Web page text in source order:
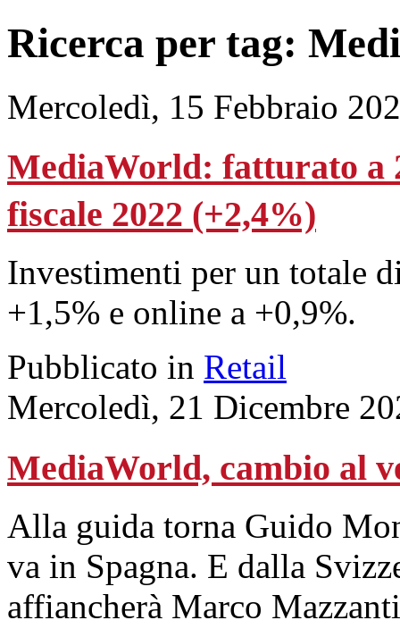
Ricerca per tag:
Mercoledì, 15 Febbraio
MediaWorld: fatturato a
fiscale 2022 (+2,4%)
Investimenti per un totale
+1,5% e online a +0,9%.
Pubblicato in Retail
Mercoledì, 21 Dicembre
MediaWorld, cambio al
Alla guida torna Guido
va in Spagna. E dalla
affiancherà Marco